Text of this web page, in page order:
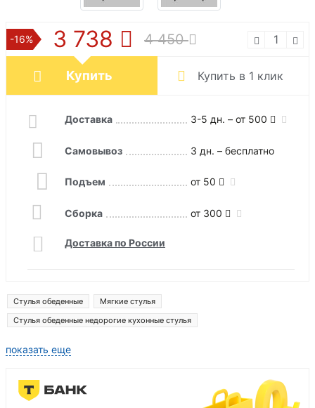
-16% 3 738 4 450
Купить Купить в 1 клик
Доставка 3-5 дн. – от 500
Самовывоз 3 дн. – бесплатно
Подъем от 50
Сборка от 300
Доставка по России
Стулья обеденные
Мягкие стулья
Стулья обеденные недорогие кухонные стулья
показать еще